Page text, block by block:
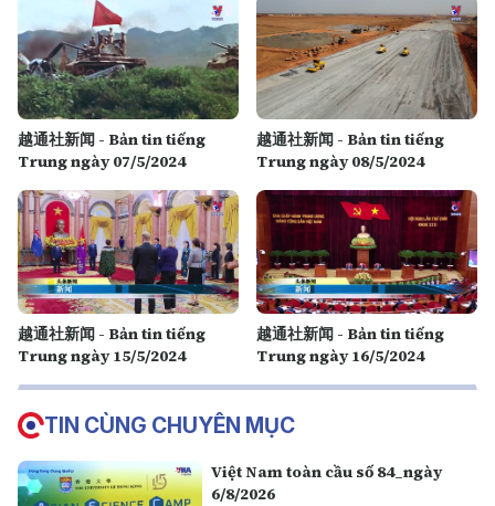
越通社新闻 - Bản tin tiếng
Trung ngày 07/5/2024
越通社新闻 - Bản tin tiếng
Trung ngày 08/5/2024
越通社新闻 - Bản tin tiếng
Trung ngày 15/5/2024
越通社新闻 - Bản tin tiếng
Trung ngày 16/5/2024
TIN CÙNG CHUYÊN MỤC
Việt Nam toàn cầu số 84_ngày
6/8/2026